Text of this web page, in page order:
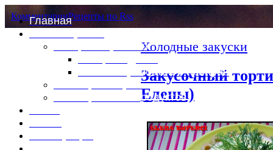
Главная
Специи и пряности
Каталог пряностей и приправ
Таблица калорий
Таблица массы продуктов
КомментарииРецепты по Rss
Холодные закуски
Закусочный
Елены)